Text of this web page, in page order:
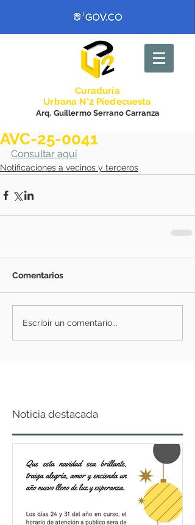
Curaduría
Urbana N°2 Piedecuesta
Arq. Guillermo Serrano Carranza
AVC-25-0041
Consultar aquí
Notificaciones a vecinos y terceros
Comentarios
Escribir un comentario...
Noticia destacada